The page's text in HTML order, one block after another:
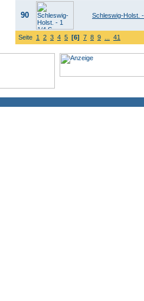
90 Schleswig-Holst.
Seite 1 2 3 4 5 [6] 7 8 9 41